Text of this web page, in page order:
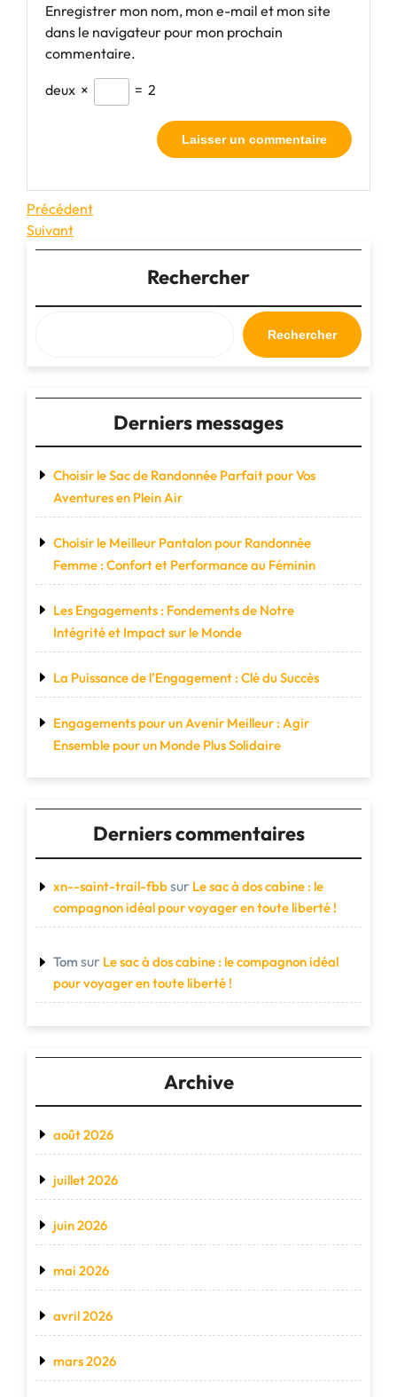
Enregistrer mon nom, mon e-mail et mon site
dans le navigateur pour mon prochain
commentaire.
deux × = 2
Navigation
de
Article
précédent
Précédent
Article
suivant
Suivant
Rechercher
Rechercher
Derniers messages
Choisir le Sac de Randonnée Parfait pour Vos
Aventures en Plein Air
Choisir le Meilleur Pantalon pour Randonnée
Femme : Confort et Performance au Féminin
Les Engagements : Fondements de Notre
Intégrité et Impact sur le Monde
La Puissance de l’Engagement : Clé du Succès
Engagements pour un Avenir Meilleur : Agir
Ensemble pour un Monde Plus Solidaire
Derniers commentaires
xn--saint-trail-fbbsur Le sac à dos cabine : le
compagnon idéal pour voyager en toute liberté !
Tom sur Le sac à dos cabine : le compagnon idéal
pour voyager en toute liberté !
Archive
août 2026
juillet 2026
juin 2026
mai 2026
avril 2026
mars 2026